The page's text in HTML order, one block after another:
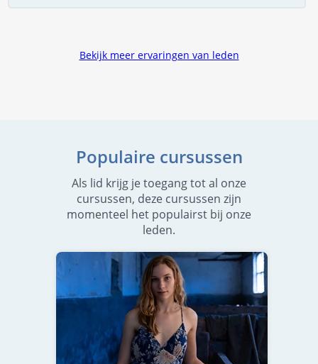
Bekijk meer ervaringen van leden
Populaire cursussen
Als lid krijg je toegang tot al onze
cursussen, deze cursussen zijn
momenteel het populairst bij onze
leden.